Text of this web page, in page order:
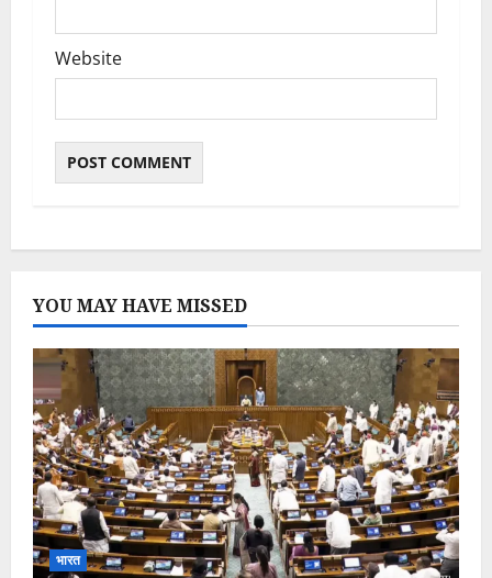
Website
YOU MAY HAVE MISSED
भारत